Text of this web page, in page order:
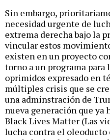
Sin embargo,
necesidad urgente de
extrema derecha bajo la
vincular estos
existen en un proyecto
torno a un programa para
oprimidos expresado en
múltiples crisis que se
una adminstración de
nueva generación que ya
Black Lives Matter (Las
lucha contra el oleoducto